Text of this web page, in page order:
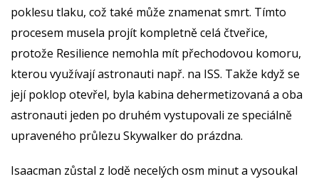
poklesu tlaku, což také může znamenat smrt. Tímto
procesem musela projít kompletně celá čtveřice,
protože Resilience nemohla mít přechodovou komoru,
kterou využívají astronauti např. na ISS. Takže když se
její poklop otevřel, byla kabina dehermetizovaná a oba
astronauti jeden po druhém vystupovali ze speciálně
upraveného průlezu Skywalker do prázdna.
Isaacman zůstal z lodě necelých osm minut a vysoukal